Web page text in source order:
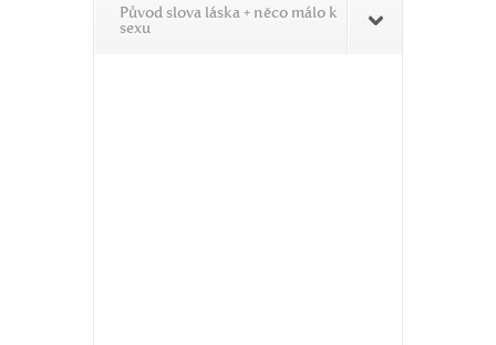
Původ slova láska + něco málo k
sexu